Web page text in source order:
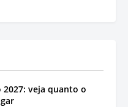
veja quanto o